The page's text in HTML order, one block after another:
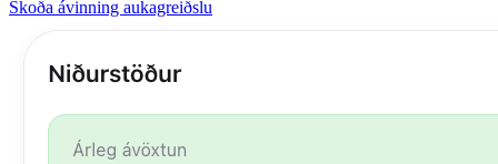
Skoða ávinning aukagreiðslu